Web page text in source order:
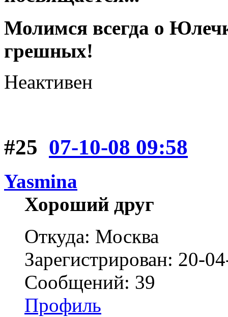
Молимся всегда о
грешных!
Неактивен
#25 07-10-08 09:58
Yasmina
Хороший друг
Откуда: Москва
Зарегистрирован: 20-
Сообщений: 39
Профиль